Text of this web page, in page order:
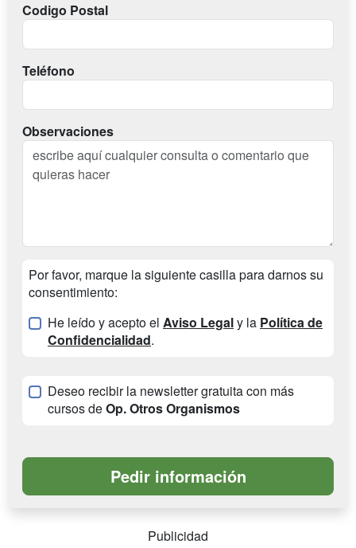
Codigo Postal
Teléfono
Observaciones
Por favor, marque la siguiente casilla para darnos su
consentimiento:
He leído y acepto el Aviso Legaly la Política de
Confidencialidad.
Deseo recibir la newsletter gratuita con más
cursos deOp. Otros Organismos
Publicidad